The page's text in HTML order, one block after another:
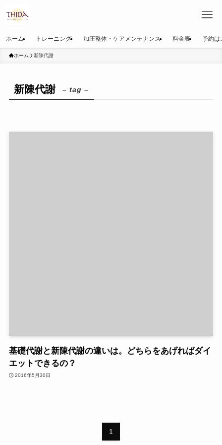
ホーム トレーニング 加圧整体・ケアメンテナンス 料金表 予約は
ホーム 新陳代謝
新陳代謝 – tag –
基礎代謝と新陳代謝の違いは。どちらをあげればダイ
エットできるの？
2016年5月30日
1